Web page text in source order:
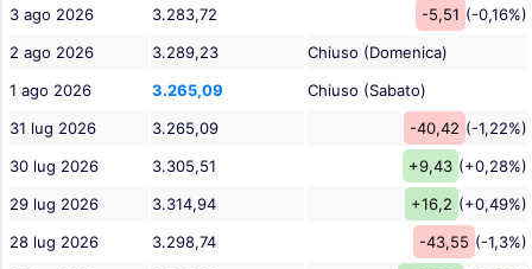
3 ago 2026 3.283,72 -5,51 (-0,16%)
2 ago 2026
3.289,23
Chiuso (Domenica)
1 ago 2026
3.265,09
Chiuso (Sabato)
31 lug 2026
3.265,09 -40,42 (-1,22%)
30 lug 2026
3.305,51 +9,43 (+0,28%)
29 lug 2026
3.314,94 +16,2 (+0,49%)
28 lug 2026
3.298,74 -43,55 (-1,3%)